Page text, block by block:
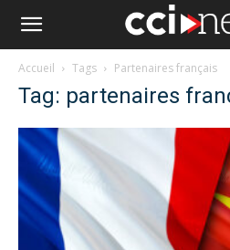
Accueil Tags Partenaires français
Tag: partenaires